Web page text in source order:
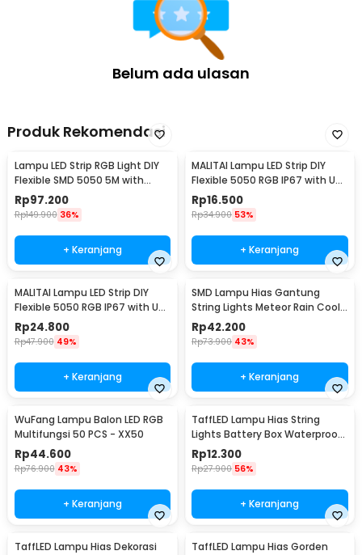
Belum ada ulasan
Produk Rekomendasi
Lampu LED Strip RGB Light DIY
Flexible SMD 5050 5M with
Remote
Rp97.200
Rp149.900 36%
+ Keranjang
MALITAI Lampu LED Strip DIY
Flexible 5050 RGB IP67 with USB
Controller 1M - SMD2835
Rp16.500
Rp34.900 53%
+ Keranjang
MALITAI Lampu LED Strip DIY
Flexible 5050 RGB IP67 with USB
Controller 2M - SMD2835
Rp24.800
Rp47.900 49%
+ Keranjang
SMD Lampu Hias Gantung
String Lights Meteor Rain Cool
White 30cm 8 PCS
Rp42.200
Rp73.900 43%
+ Keranjang
WuFang Lampu Balon LED RGB
Multifungsi 50 PCS - XX50
Rp44.600
Rp76.900 43%
+ Keranjang
TaffLED Lampu Hias String
Lights Battery Box Waterproof
50 LED 5M - G5
Rp12.300
Rp27.900 56%
+ Keranjang
TaffLED Lampu Hias Dekorasi
TaffLED Lampu Hias Gorden